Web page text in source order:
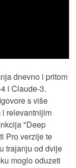
dnevno i pritom
i Claude-3.
s više
relevantnijim
"Deep
Pro verzije te
trajanju od dvije
moglo oduzeti